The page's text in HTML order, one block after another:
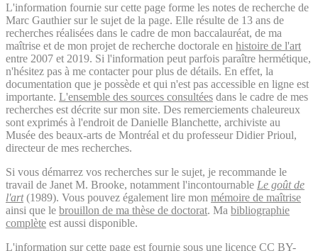
L'information fournie sur cette page forme les notes de recherche de
Marc Gauthier sur le sujet de la page. Elle résulte de 13 ans de
recherches réalisées dans le cadre de mon baccalauréat, de ma
maîtrise et de mon projet de recherche doctorale en histoire de l'art
entre 2007 et 2019. Si l'information peut parfois paraître hermétique,
n'hésitez pas à me contacter pour plus de détails. En effet, la
documentation que je possède et qui n'est pas accessible en ligne est
importante. L'ensemble des sources consultées dans le cadre de mes
recherches est décrite sur mon site. Des remerciements chaleureux
sont exprimés à l'endroit de Danielle Blanchette, archiviste au
Musée des beaux-arts de Montréal et du professeur Didier Prioul,
directeur de mes recherches.
Si vous démarrez vos recherches sur le sujet, je recommande le
travail de Janet M. Brooke, notamment l'incontournable Le goût de
l'art(1989). Vous pouvez également lire mon mémoire de maîtrise
ainsi que le brouillon de ma thèse de doctorat. Ma bibliographie
complète est aussi disponible.
L'information sur cette page est fournie sous une licence CC BY-